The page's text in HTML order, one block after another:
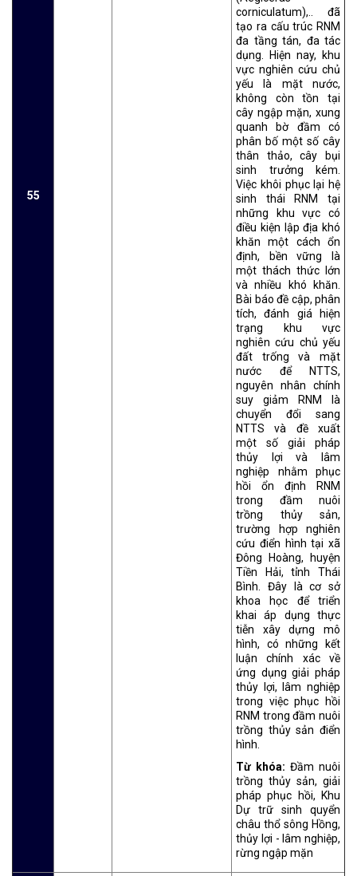
55
corniculatum),.. đã
tạo ra cấu trúc RNM
đa tầng tán, đa tác
dụng. Hiện nay, khu
vực nghiên cứu chủ
yếu là mặt nước,
không còn tồn tại
cây ngập mặn, xung
quanh bờ đầm có
phân bố một số cây
thân thảo, cây bụi
sinh trưởng kém.
Việc khôi phục lại hệ
sinh thái RNM tại
những khu vực có
điều kiện lập địa khó
khăn một cách ổn
định, bền vững là
một thách thức lớn
và nhiều khó khăn.
Bài báo đề cập, phân
tích, đánh giá hiện
trạng khu vực
nghiên cứu chủ yếu
đất trống và mặt
nước để NTTS,
nguyên nhân chính
suy giảm RNM là
chuyển đổi sang
NTTS và đề xuất
một số giải pháp
thủy lợi và lâm
nghiệp nhằm phục
hồi ổn định RNM
trong đầm nuôi
trồng thủy sản,
trường hợp nghiên
cứu điển hình tại xã
Đông Hoàng, huyện
Tiền Hải, tỉnh Thái
Bình. Đây là cơ sở
khoa học để triển
khai áp dụng thực
tiễn xây dựng mô
hình, có những kết
luận chính xác về
ứng dụng giải pháp
thủy lợi, lâm nghiệp
trong việc phục hồi
RNM trong đầm nuôi
trồng thủy sản điển
hình.
Từ khóa: Đầm nuôi
trồng thủy sản, giải
pháp phục hồi, Khu
Dự trữ sinh quyển
châu thổ sông Hồng,
thủy lợi - lâm nghiệp,
rừng ngập mặn